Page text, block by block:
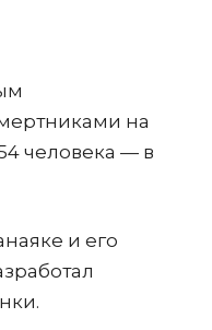
на
человека — в
и его